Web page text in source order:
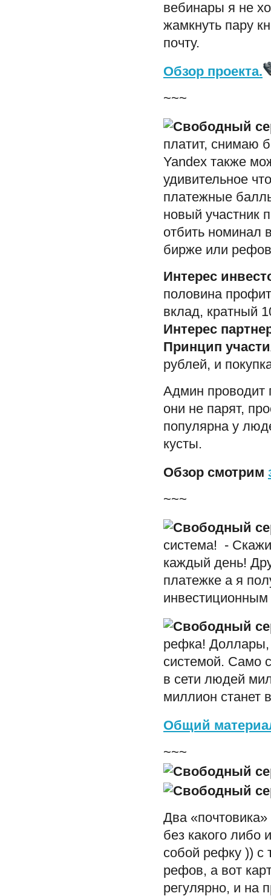
вебинары я не
жамкнуть пару
почту.
Обзор проекта.
~~~
платит, снимаю
Yandex также
удивительное
платежные
новый участник
отбить номинал
бирже или
Интерес
половина
вклад, кратный
Интерес
Принцип
рублей, и
Админ проводит
они не парят,
популярна у
кусты.
Обзор смотрим
~~~
система! -
каждый день!
платежке а я
рефка! Доллары,
системой. Само
в сети людей
миллион
Общий
~~~
Два
без какого либо
собой рефку )) с
рефов, а вот
регулярно, и на